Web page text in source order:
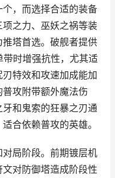
，而选择合适的装备
之力、巫妖之祸等装
塔首选。破舰者提供
时增强抗性，尤其适
特效和攻速加成能加
攻附带额外魔法伤
和鬼索的狂暴之刃通
合依赖普攻的英雄。
局阶段。前期镀层机
对防御塔造成阶段性